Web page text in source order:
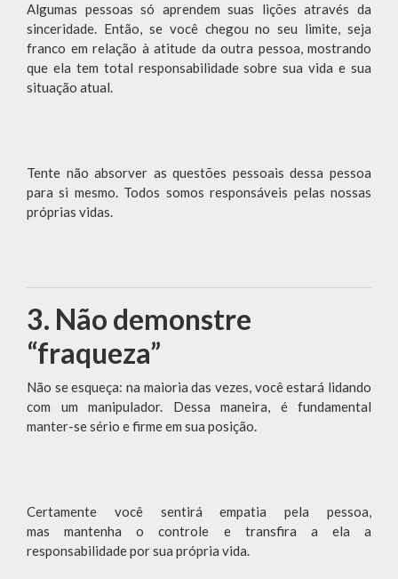
Algumas pessoas só aprendem suas lições através da
sinceridade. Então, se você chegou no seu limite, seja
franco em relação à atitude da outra pessoa, mostrando
que ela tem total responsabilidade sobre sua vida e sua
situação atual.
Tente não absorver as questões pessoais dessa pessoa
para si mesmo. Todos somos responsáveis pelas nossas
próprias vidas.
3. Não demonstre
“fraqueza”
Não se esqueça: na maioria das vezes, você estará lidando
com um manipulador. Dessa maneira, é fundamental
manter-se sério e firme em sua posição.
Certamente você sentirá empatia pela pessoa,
mas mantenha o controle e transfira a ela a
responsabilidade por sua própria vida.